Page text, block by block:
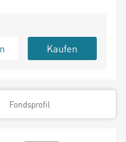
Kaufen
Fondsprofil